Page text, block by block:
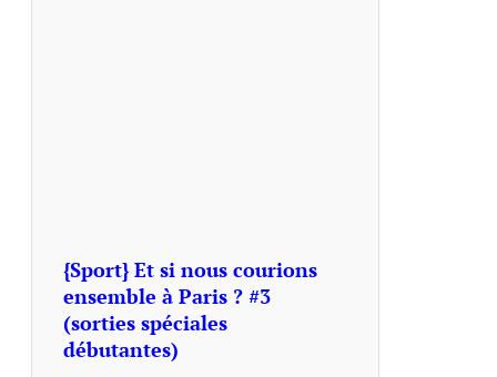
{Sport} Et si nous courions
ensemble à Paris ? #3
(sorties spéciales
débutantes)